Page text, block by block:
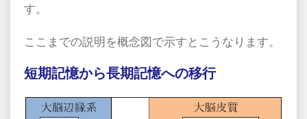
す。
ここまでの説明を概念図で示すとこうなります。
短期記憶から長期記憶への移行